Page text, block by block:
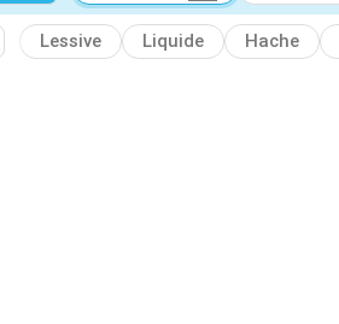
Lessive Liquide Hache